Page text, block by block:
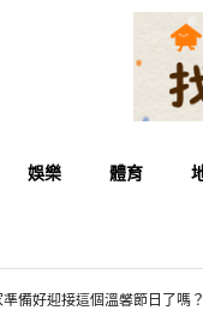
娛樂 體育
備好迎接這個溫馨節日了嗎